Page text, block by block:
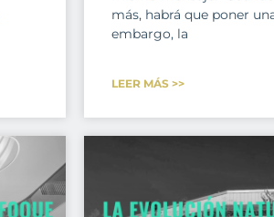
más, habrá que poner
embargo, la
LEER MÁS >>